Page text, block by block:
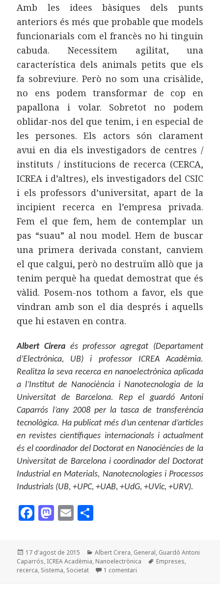
Amb les idees bàsiques dels punts
anteriors és més que probable que models
funcionarials com el francès no hi tinguin
cabuda. Necessitem agilitat, una
característica dels animals petits que els
fa sobreviure. Però no som una crisàlide,
no ens podem transformar de cop en
papallona i volar. Sobretot no podem
oblidar-nos del que tenim, i en especial de
les persones. Els actors són clarament
avui en dia els investigadors de centres /
instituts / institucions de recerca (CERCA,
ICREA i d’altres), els investigadors del CSIC
i els professors d’universitat, apart de la
incipient recerca en l’empresa privada.
Fem el que fem, hem de contemplar un
pas “suau” al nou model. Hem de buscar
una primera derivada constant, canviem
el que calgui, però no destruïm allò que ja
tenim perquè ha quedat demostrat que és
vàlid. Posem-nos tothom a favor, els que
vindran amb son el dia després i aquells
que hi estaven en contra.
Albert Cirera és professor agregat (Departament
d’Electrònica, UB) i professor ICREA Acadèmia.
Realitza la seva recerca en nanoelectrònica aplicada
a l’Institut de Nanociència i Nanotecnologia de la
Universitat de Barcelona. Rep el guardó Antoni
Caparrós l’any 2008 per la tasca de transferència
tecnològica. Ha publicat més d’un centenar d’articles
en revistes científiques internacionals i actualment
és el coordinador del Doctorat en Nanociències de la
Universitat de Barcelona i coordinador del Doctorat
Industrial en Materials, Nanotecnologies i Processos
Industrials (UB, +UPC, +UAB, +UdG, +UVic, +URV).
F
c
e
b
M
to
d
o
E
l
m
p
a
Publicat
el
17 d'agost de 2015 Categories
Albert Cirera, General, Guardó Antoni
Caparrós, ICREA Acadèmia, Nanoelectrònica Etiquetes
Empreses,
recerca, Sistema, Societat 1 comentari